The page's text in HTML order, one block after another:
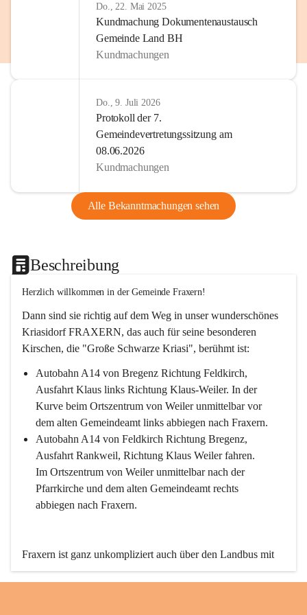
Do., 22. Mai 2025
Kundmachung Dokumentenaustausch
Gemeinde Land BH
Kundmachungen
Do., 9. Juli 2026
Protokoll der 7.
Gemeindevertretungssitzung am
08.06.2026
Kundmachungen
Alle Bekanntmachungen sehen
Beschreibung
Herzlich willkommen in der Gemeinde Fraxern!
Dann sind sie richtig auf dem Weg in unser wunderschönes
Kriasidorf FRAXERN, das auch für seine besonderen
Kirschen, die "Große Schwarze Kriasi", berühmt ist:
Autobahn A14 von Bregenz Richtung Feldkirch,
Ausfahrt Klaus links Richtung Klaus-Weiler. In der
Kurve beim Ortszentrum von Weiler unmittelbar vor
dem alten Gemeindeamt links abbiegen nach Fraxern.
Autobahn A14 von Feldkirch Richtung Bregenz,
Ausfahrt Rankweil, Richtung Klaus Weiler fahren.
Im Ortszentrum von Weiler unmittelbar nach der
Pfarrkirche und dem alten Gemeindeamt rechts
abbiegen nach Fraxern.
Fraxern ist ganz unkompliziert auch über den Landbus mit
den öffentlichen Verkehrsmitteln zu erreichen. Die Linie